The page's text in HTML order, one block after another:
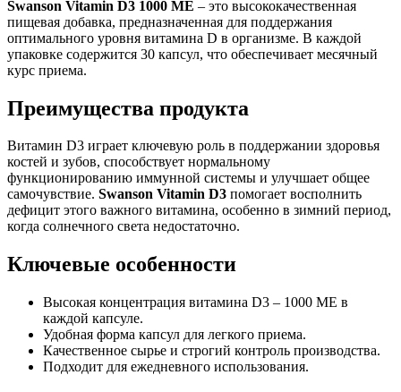
Swanson Vitamin D3 1000 МЕ – это высококачественная
пищевая добавка, предназначенная для поддержания
оптимального уровня витамина D в организме. В каждой
упаковке содержится 30 капсул, что обеспечивает месячный
курс приема.
Преимущества продукта
Витамин D3 играет ключевую роль в поддержании здоровья
костей и зубов, способствует нормальному
функционированию иммунной системы и улучшает общее
самочувствие. Swanson Vitamin D3 помогает восполнить
дефицит этого важного витамина, особенно в зимний период,
когда солнечного света недостаточно.
Ключевые особенности
Высокая концентрация витамина D3 – 1000 МЕ в
каждой капсуле.
Удобная форма капсул для легкого приема.
Качественное сырье и строгий контроль производства.
Подходит для ежедневного использования.